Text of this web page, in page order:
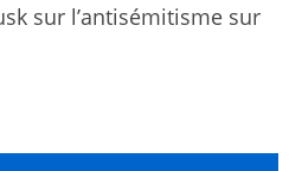
sur l’antisémitisme sur